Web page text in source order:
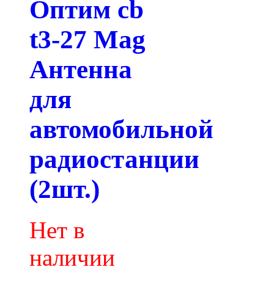
Оптим cb
t3-27 Mag
Антенна
для
автомобильной
радиостанции
(2шт.)
Нет в
наличии